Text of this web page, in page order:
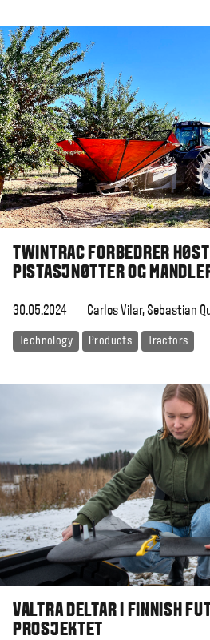
TWINTRAC FORBEDRER
PISTASJNØTTER OG
30.05.2024 Carlos Vilar, Sebastian
Technology Products Tractors
VALTRA DELTAR I FINNISH
PROSJEKTET